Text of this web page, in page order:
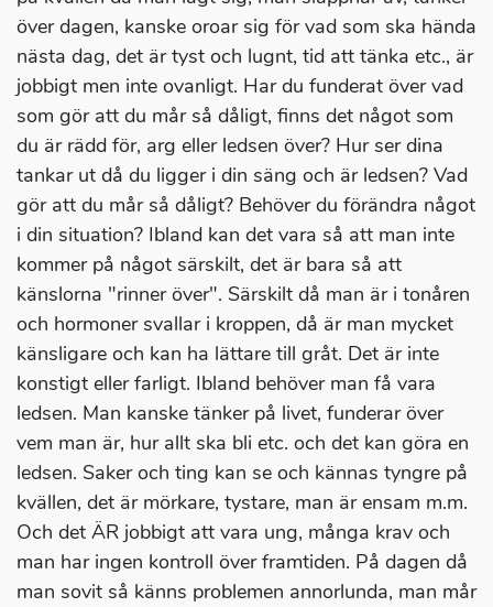
över dagen, kanske oroar sig för vad som ska hända
nästa dag, det är tyst och lugnt, tid att tänka etc., är
jobbigt men inte ovanligt. Har du funderat över vad
som gör att du mår så dåligt, finns det något som
du är rädd för, arg eller ledsen över? Hur ser dina
tankar ut då du ligger i din säng och är ledsen? Vad
gör att du mår så dåligt? Behöver du förändra något
i din situation? Ibland kan det vara så att man inte
kommer på något särskilt, det är bara så att
känslorna "rinner över". Särskilt då man är i tonåren
och hormoner svallar i kroppen, då är man mycket
känsligare och kan ha lättare till gråt. Det är inte
konstigt eller farligt. Ibland behöver man få vara
ledsen. Man kanske tänker på livet, funderar över
vem man är, hur allt ska bli etc. och det kan göra en
ledsen. Saker och ting kan se och kännas tyngre på
kvällen, det är mörkare, tystare, man är ensam m.m.
Och det ÄR jobbigt att vara ung, många krav och
man har ingen kontroll över framtiden. På dagen då
man sovit så känns problemen annorlunda, man mår